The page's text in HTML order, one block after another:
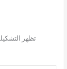
تظهر